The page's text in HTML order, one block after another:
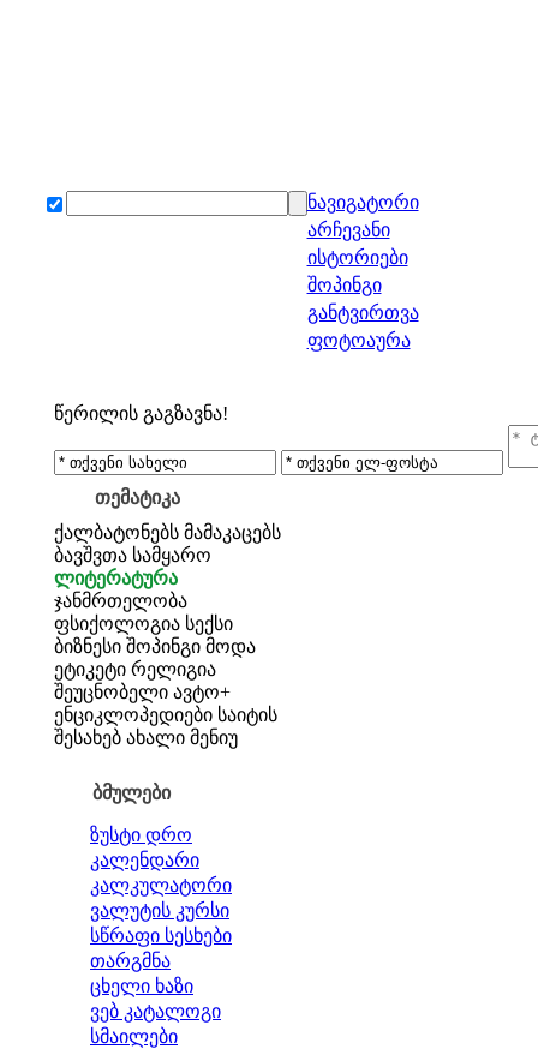
ნავიგატორი
არჩევანი
ისტორიები
შოპინგი
განტვირთვა
ფოტოაურა
წერილის გაგზავნა!
თემატიკა
ქალბატონებს მამაკაცებს
ბავშვთა სამყარო
ლიტერატურა
ჯანმრთელობა
ფსიქოლოგია სექსი
ბიზნესი შოპინგი მოდა
ეტიკეტი რელიგია
შეუცნობელი ავტო+
ენციკლოპედიები საიტის
შესახებ ახალი მენიუ
ბმულები
ზუსტი დრო
კალენდარი
კალკულატორი
ვალუტის კურსი
სწრაფი სესხები
თარგმნა
ცხელი ხაზი
ვებ კატალოგი
სმაილები